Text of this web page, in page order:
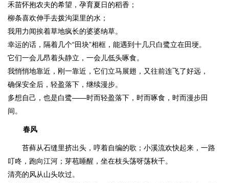
禾苗怀抱农夫的希望，孕育夏日的稻香；
柳条喜欢伸手去拨沟渠里的水；
我用力闻挨着草地疯长的婆婆纳草。
幸运的话，隔着几个“田块”相框，能遇到十几只白鹭立在田埂。
它们一会儿昂着头静立，一会儿低头啄食。
我悄悄地靠近，刚一靠近，它们立马展翅，又往前连飞了好远，
确保安全后，轻盈落下，继续漫步。
多想自己，也是白鹭——时而轻盈落下，时而啄食，时而漫步田
间。
春风
苔藓从石缝里挤出头，哼着自编的歌；小溪流欢快起来，一路
叮咚，跑向江河；芽苞睡醒，坐在枝头荡呀荡秋千。
清亮的风从山头吹过。